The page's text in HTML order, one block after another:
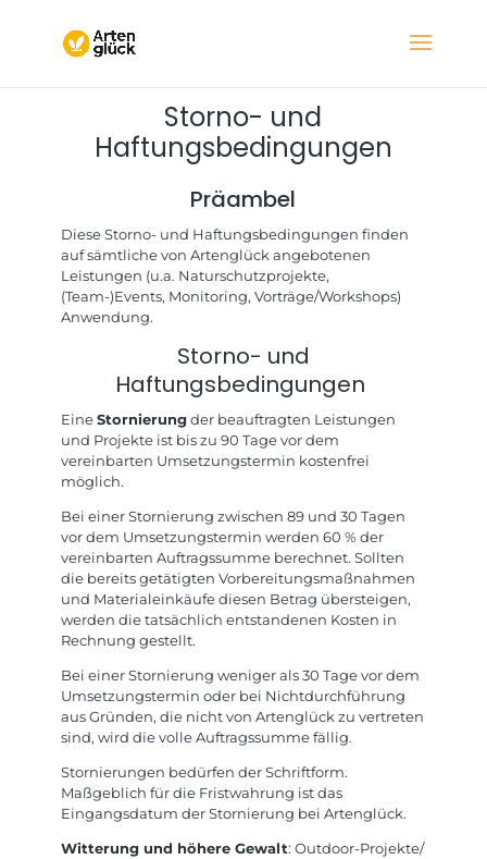
Storno- und
Haftungsbedingungen
Präambel
Diese Storno- und Haftungsbedingungen finden
auf sämtliche von Artenglück angebotenen
Leistungen (u.a. Naturschutzprojekte,
(Team-)Events, Monitoring, Vorträge/Workshops)
Anwendung.​
Storno- und
Haftungsbedingungen
EineStornierungder beauftragten Leistungen
und Projekte ist bis zu 90 Tage vor dem
vereinbarten Umsetzungstermin kostenfrei
möglich.
Bei einer Stornierung zwischen 89 und 30 Tagen
vor dem Umsetzungstermin werden 60 % der
vereinbarten Auftragssumme berechnet. Sollten
die bereits getätigten Vorbereitungsmaßnahmen
und Materialeinkäufe diesen Betrag übersteigen,
werden die tatsächlich entstandenen Kosten in
Rechnung gestellt.
Bei einer Stornierung weniger als 30 Tage vor dem
Umsetzungstermin oder bei Nichtdurchführung
aus Gründen, die nicht von Artenglück zu vertreten
sind, wird die volle Auftragssumme fällig.
Stornierungen bedürfen der Schriftform.
Maßgeblich für die Fristwahrung ist das
Eingangsdatum der Stornierung bei Artenglück.
Witterung und höhere Gewalt: Outdoor-Projekte/